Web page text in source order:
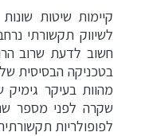
קיימות שיטות
לשיווק תקשורתי
חשוב לדעת שרוב
בטכניקה הבסיסית
מהוות בעיקר גימיק
שקרה לפני מספר
לפופולריות